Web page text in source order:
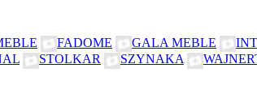
FADOME GALA MEBLE
STOLKAR SZYNAKA